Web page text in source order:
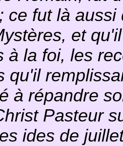
ce fut là
et
à la foi, les
qu'il
à répandre
Pasteur
ides de